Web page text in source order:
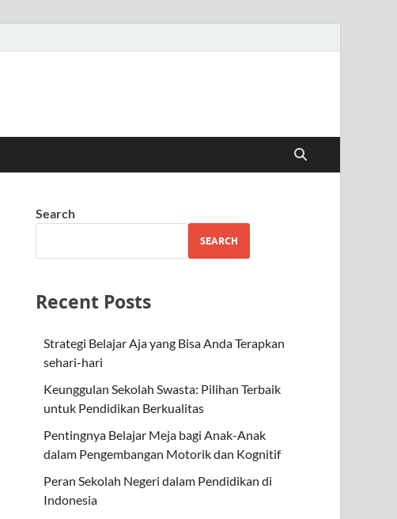
Search
SEARCH
Recent Posts
Strategi Belajar Aja yang Bisa Anda Terapkan
sehari-hari
Keunggulan Sekolah Swasta: Pilihan Terbaik
untuk Pendidikan Berkualitas
Pentingnya Belajar Meja bagi Anak-Anak
dalam Pengembangan Motorik dan Kognitif
Peran Sekolah Negeri dalam Pendidikan di
Indonesia